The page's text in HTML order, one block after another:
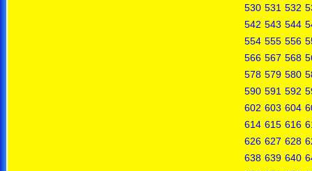
530 531 532
542 543 544
554 555 556
566 567 568
578 579 580
590 591 592
602 603 604
614 615 616
626 627 628
638 639 640